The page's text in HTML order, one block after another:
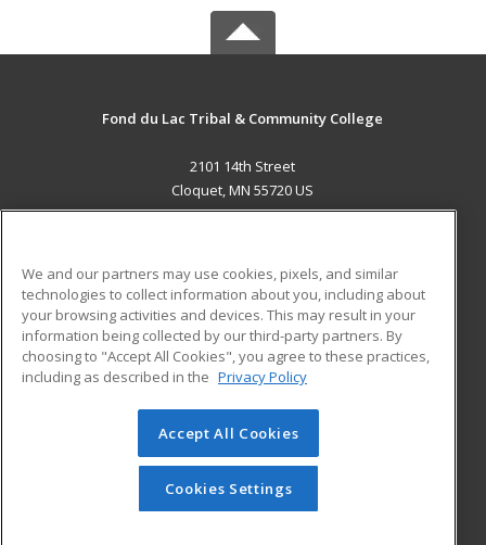
Fond du Lac Tribal & Community College
2101 14th Street
Cloquet, MN 55720 US
ADDITIONAL RESOURCES
Military
Financial Assistance
Help
Student Blog
© 2026 ed2go, a division of Cengage Learning. All rights
reserved. The material on this site cannot be reproduced or
redistributed unless you have obtained prior written
permission from Cengage Learning.Privacy Policy
We and our partners may use cookies, pixels, and similar
technologies to collect information about you, including about
your browsing activities and devices. This may result in your
information being collected by our third-party partners. By
choosing to "Accept All Cookies", you agree to these practices,
including as described in the Privacy Policy
Accept All Cookies
Cookies Settings